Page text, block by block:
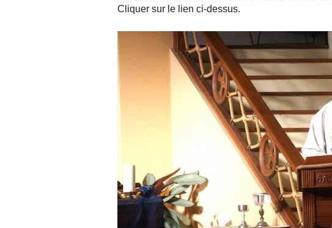
Cliquer sur le lien ci-dessus.